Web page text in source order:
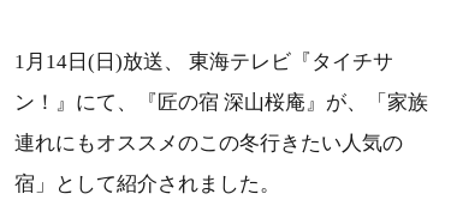
1月14日(日)放送、 東海テレビ『タイチサ
ン！』にて、『匠の宿 深山桜庵』が、「家族
連れにもオススメのこの冬行きたい人気の
宿」として紹介されました。